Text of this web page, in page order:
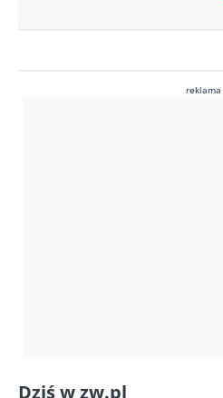
reklama
Dziś w zw.pl